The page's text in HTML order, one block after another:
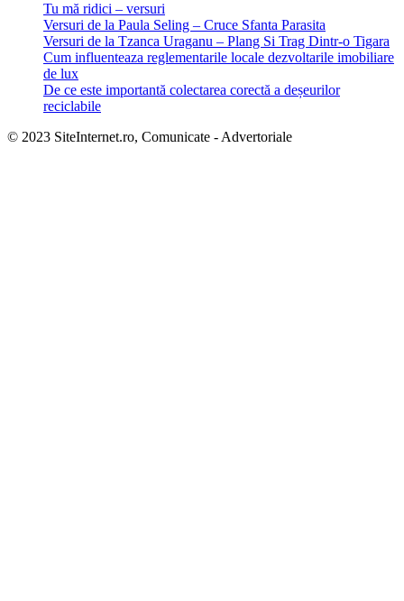
Tu mă ridici – versuri
Versuri de la Paula Seling – Cruce Sfanta Parasita
Versuri de la Tzanca Uraganu – Plang Si Trag Dintr-o Tigara
Cum influenteaza reglementarile locale dezvoltarile imobiliare
de lux
De ce este importantă colectarea corectă a deșeurilor
reciclabile
© 2023 SiteInternet.ro, Comunicate - Advertoriale